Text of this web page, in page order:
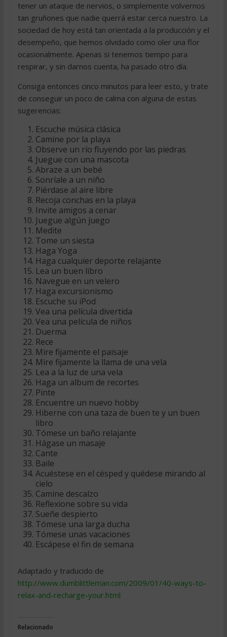
tener un ataque de nervios, o simplemente volvernos
tan gruñones que nadie querrá estar cerca nuestro. La
sociedad de hoy está tan orientada a la producción y el
desempeño, que hemos olvidado como oler una flor
ocasionalmente. Apenas si tenemos tiempo para
respirar, y sin darnos cuenta, ha pasado otro día.
Consiga entonces cinco minutos para leer esto, y trate
de conseguir un poco de calma con alguna de estas
sugerencias:
Escuche música clásica
Camine por la playa
Observe un río fluyendo por las piedras
Juegue con una mascota
Abraze a un bebé
Sonríale a un niño
Piérdase al aire libre
Recoja conchas en la playa
Invite amigos a cenar
Juegue algún juego
Medite
Tome un siesta
Haga Yoga
Haga cualquier deporte relajante
Lea un buen libro
Navegue en un velero
Haga excursionismo
Escuche su iPod
Vea una película divertida
Vea una película de niños
Duerma
Rece
Mire fijamente el paisaje
Mire fijamente la llama de una vela
Lea a la luz de una vela
Haga un album de recortes
Pinte
Encuentre un nuevo hobby
Hiberne con una taza de buen te y un buen
libro
Tómese un baño relajante
Hágase un masaje
Cante
Baile
Acuéstese en el césped y quédese mirando al
cielo
Camine descalzo
Reflexione sobre su vida
Sueñe despierto
Tómese una larga ducha
Tómese unas vacaciones
Escápese el fin de semana
Adaptado y traducido de
http://www.dumblittleman.com/2009/01/40-ways-to-
relax-and-recharge-your.html
Relacionado